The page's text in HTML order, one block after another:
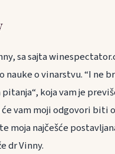
sa sajta
nauke o vinarstvu. “I ne
koja vam je
vam moji odgovori biti
moja najčešće
dr Vinny.